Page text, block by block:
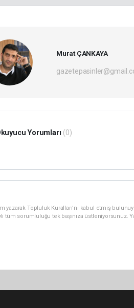
Murat ÇANKAYA
Yorumları (0)
yazarak Topluluk Kuralları’nı kabul etmiş
tüm sorumluluğu tek başınıza